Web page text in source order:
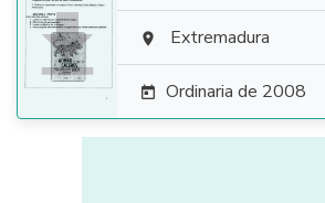
  Extremadura
 Ordinaria de 2008